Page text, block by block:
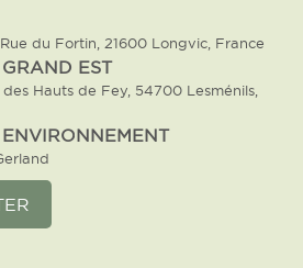
du Fortin, 21600 Longvic, France
EST
Hauts de Fey, 54700 Lesménils,